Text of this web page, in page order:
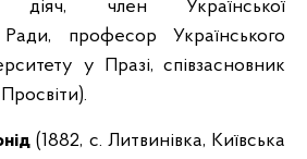
діяч, член Української
професор Українського
у Празі, співзасновник
(1882, с. Литвинівка, Київська